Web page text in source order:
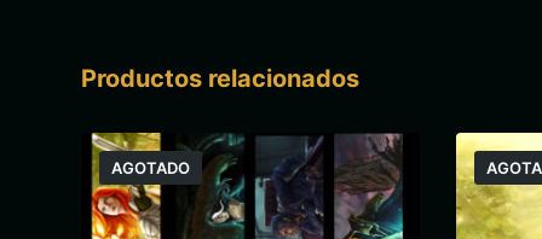
Productos relacionados
AGOTADO